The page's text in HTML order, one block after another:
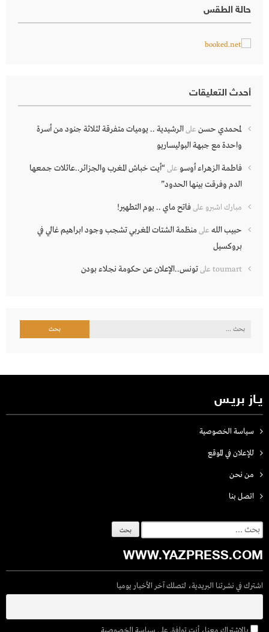
حالة الطقس
أحدث التعليقات
لمحمدي حسن علىالرشيدية .. يوميات متفرقة لثلاثة جنود من أسرة
واحدة مع جبهة البوليساريو
فاطمة الزهراء أوسو على“أيت خباش المغرب والجزائر..عائلات جمعها
الدم وفرقت بينها الحدود”
مبارك اشبرو علىفاتح ماي .. يوم التطهير!
حبيب الله علىمنظمة الشتات المغربي تشجب وجود ابراهيم غالي في
بروكسيل
toumart علىتونس..الإعلان عن حكومة نجلاء بودن
البحث
يـاز بريـس
سياسة الخصوصية
للإعلان في الموقع
من نحن
اتصل بنـا
البحث
عن:
WWW.YAZPRESS.COM
اشترك في نشرتنا البريدية، لتصلك آخر الأخبار يوميا